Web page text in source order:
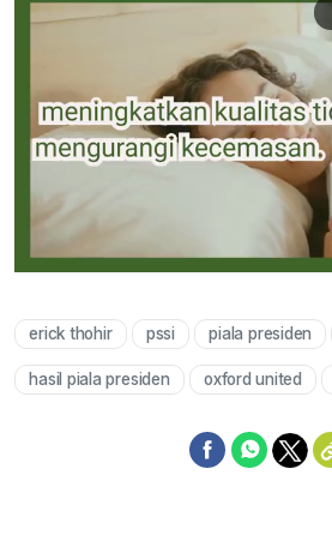
erick thohir pssi piala presiden
hasil piala presiden oxford united